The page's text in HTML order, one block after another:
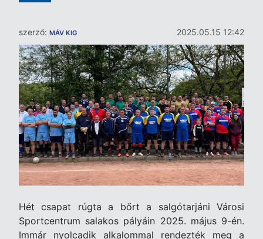
2025.05.15 12:42
szerző: MÁV KIG
Hét csapat rúgta a bőrt a salgótarjáni Városi
Sportcentrum salakos pályáin 2025. május 9-én.
Immár nyolcadik alkalommal rendezték meg a